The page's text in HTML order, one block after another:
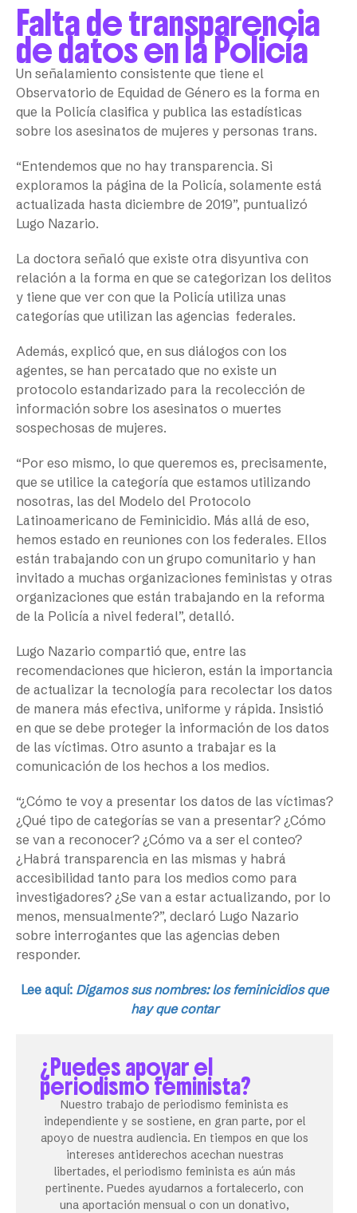
Falta de transparencia
de datos en la Policía
Un señalamiento consistente que tiene el
Observatorio de Equidad de Género es la forma en
que la Policía clasifica y publica las estadísticas
sobre los asesinatos de mujeres y personas trans.
“Entendemos que no hay transparencia. Si
exploramos la página de la Policía, solamente está
actualizada hasta diciembre de 2019”, puntualizó
Lugo Nazario.
La doctora señaló que existe otra disyuntiva con
relación a la forma en que se categorizan los delitos
y tiene que ver con que la Policía utiliza unas
categorías que utilizan las agencias federales.
Además, explicó que, en sus diálogos con los
agentes, se han percatado que no existe un
protocolo estandarizado para la recolección de
información sobre los asesinatos o muertes
sospechosas de mujeres.
“Por eso mismo, lo que queremos es, precisamente,
que se utilice la categoría que estamos utilizando
nosotras, las del Modelo del Protocolo
Latinoamericano de Feminicidio. Más allá de eso,
hemos estado en reuniones con los federales. Ellos
están trabajando con un grupo comunitario y han
invitado a muchas organizaciones feministas y otras
organizaciones que están trabajando en la reforma
de la Policía a nivel federal”, detalló.
Lugo Nazario compartió que, entre las
recomendaciones que hicieron, están la importancia
de actualizar la tecnología para recolectar los datos
de manera más efectiva, uniforme y rápida. Insistió
en que se debe proteger la información de los datos
de las víctimas. Otro asunto a trabajar es la
comunicación de los hechos a los medios.
“¿Cómo te voy a presentar los datos de las víctimas?
¿Qué tipo de categorías se van a presentar? ¿Cómo
se van a reconocer? ¿Cómo va a ser el conteo?
¿Habrá transparencia en las mismas y habrá
accesibilidad tanto para los medios como para
investigadores? ¿Se van a estar actualizando, por lo
menos, mensualmente?”, declaró Lugo Nazario
sobre interrogantes que las agencias deben
responder.
Lee aquí: Digamos sus nombres: los feminicidios que
hay que contar
¿Puedes apoyar el
periodismo feminista?
Nuestro trabajo de periodismo feminista es
independiente y se sostiene, en gran parte, por el
apoyo de nuestra audiencia. En tiempos en que los
intereses antiderechos acechan nuestras
libertades, el periodismo feminista es aún más
pertinente. Puedes ayudarnos a fortalecerlo, con
una aportación mensual o con un donativo,